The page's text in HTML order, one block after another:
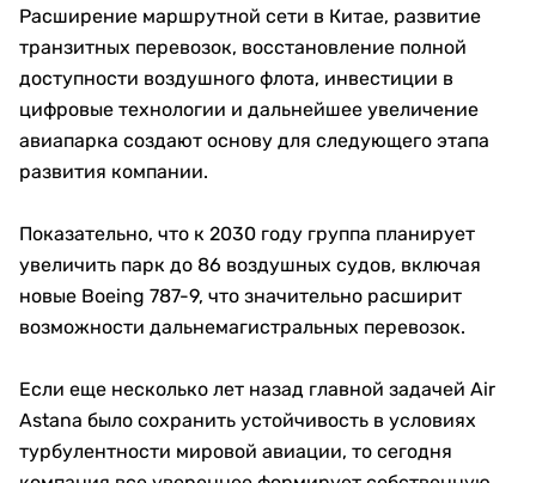
Расширение маршрутной сети в Китае, развитие
транзитных перевозок, восстановление полной
доступности воздушного флота, инвестиции в
цифровые технологии и дальнейшее увеличение
авиапарка создают основу для следующего этапа
развития компании.
Показательно, что к 2030 году группа планирует
увеличить парк до 86 воздушных судов, включая
новые Boeing 787-9, что значительно расширит
возможности дальнемагистральных перевозок.
Если еще несколько лет назад главной задачей Air
Astana было сохранить устойчивость в условиях
турбулентности мировой авиации, то сегодня